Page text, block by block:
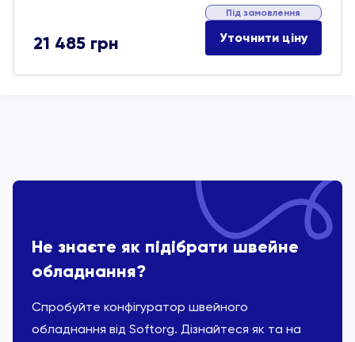
21 485 грн
Під замовлення
Уточнити ціну
Не знаєте як підібрати швейне
обладнання?
Спробуйте конфігуратор швейного
обладнання від Softorg. Дізнайтеся як та на